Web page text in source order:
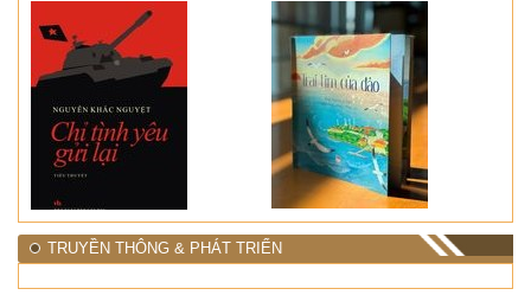
TRUYỀN THÔNG & PHÁT TRIỂN